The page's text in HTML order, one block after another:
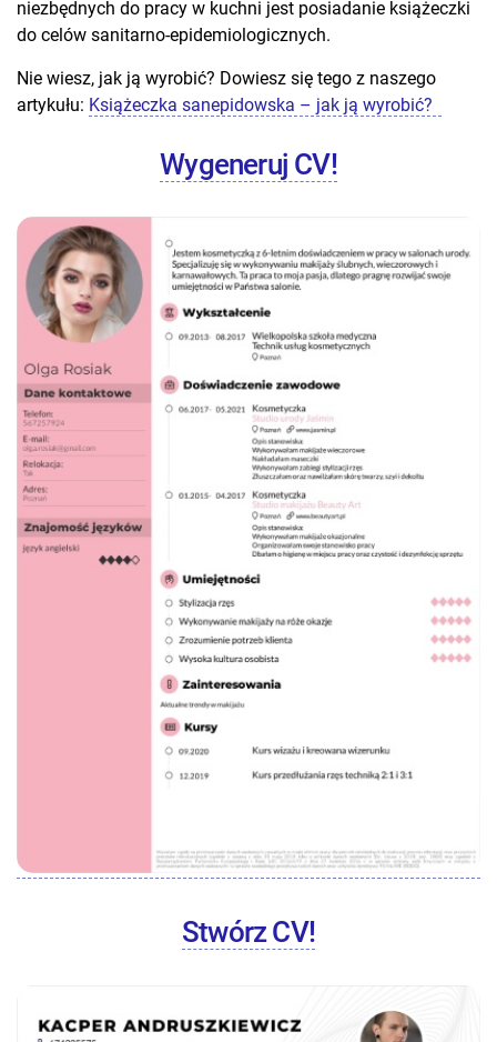
niezbędnych do pracy w kuchni jest posiadanie książeczki
do celów sanitarno-epidemiologicznych.
Nie wiesz, jak ją wyrobić? Dowiesz się tego z naszego
artykułu: Książeczka sanepidowska – jak ją wyrobić?
Wygeneruj CV!
Stwórz CV!